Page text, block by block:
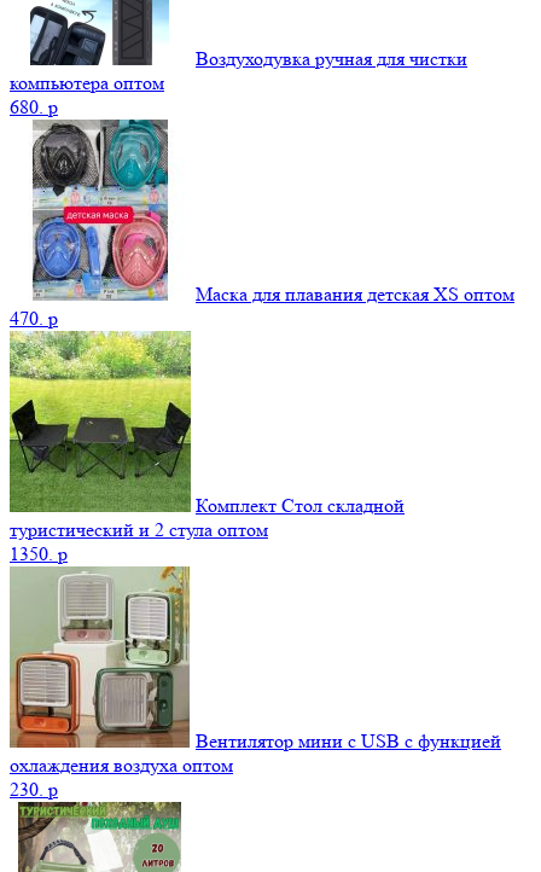
Воздуходувка ручная для чистки
компьютера оптом
680. p
Маска для плавания детская XS оптом
470. p
Комплект Стол складной
туристический и 2 стула оптом
1350. p
Вентилятор мини с USB с функцией
охлаждения воздуха оптом
230. p